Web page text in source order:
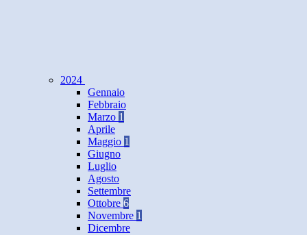
2024
Gennaio
Febbraio
Marzo 1
Aprile
Maggio 1
Giugno
Luglio
Agosto
Settembre
Ottobre 6
Novembre 1
Dicembre